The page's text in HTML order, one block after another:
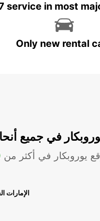
service in most
Only new rental
في جميع
يوروبكار في أكثر من
الإمارات